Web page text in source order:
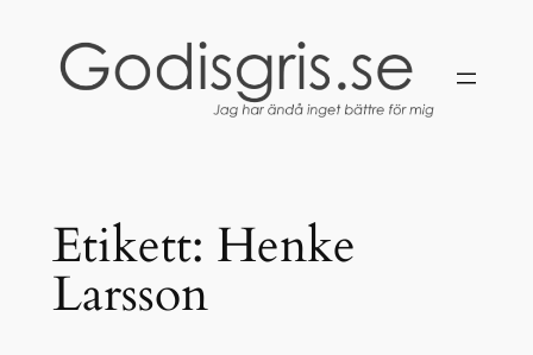
innehåll
Etikett: Henke
Larsson